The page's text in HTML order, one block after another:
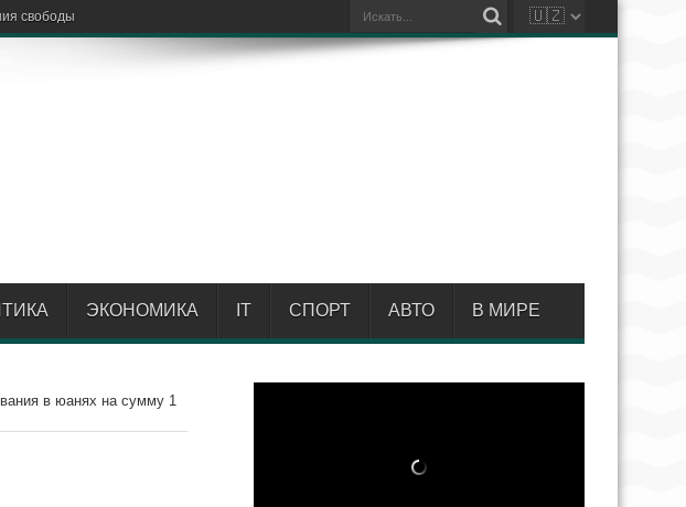
ЭКОНОМИКА IT СПОРТ АВТО В МИРЕ
в юанях на сумму 1